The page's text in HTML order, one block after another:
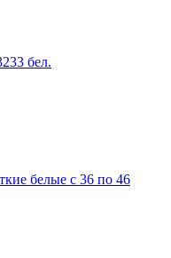
бел.
белые с 36 по 46